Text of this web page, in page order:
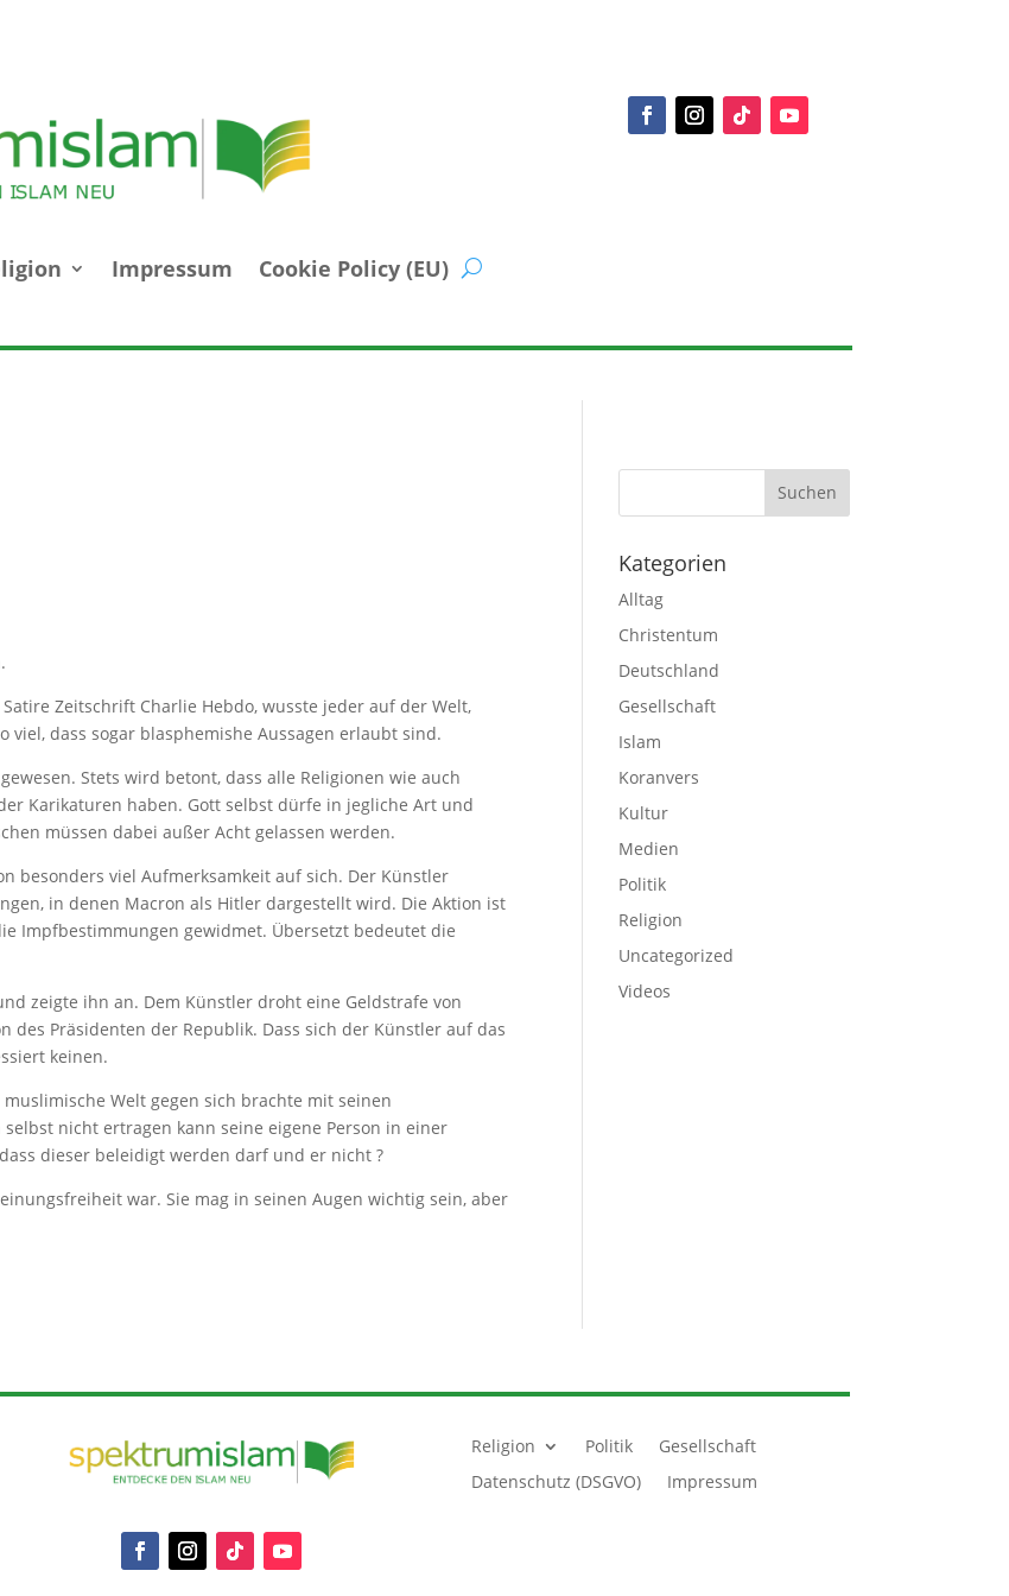
Impressum Cookie Policy (EU)
Zeitschrift Charlie Hebdo, wusste jeder auf der Welt,
viel, dass sogar blasphemishe Aussagen erlaubt sind.
Stets wird betont, dass alle Religionen wie auch
Karikaturen haben. Gott selbst dürfe in jegliche Art und
müssen dabei außer Acht gelassen werden.
besonders viel Aufmerksamkeit auf sich. Der Künstler
in denen Macron als Hitler dargestellt wird. Die Aktion ist
Impfbestimmungen gewidmet. Übersetzt bedeutet die
zeigte ihn an. Dem Künstler droht eine Geldstrafe von
des Präsidenten der Republik. Dass sich der Künstler auf das
keinen.
Welt gegen sich brachte mit seinen
nicht ertragen kann seine eigene Person in einer
dieser beleidigt werden darf und er nicht ?
war. Sie mag in seinen Augen wichtig sein, aber
Kategorien
Alltag
Christentum
Deutschland
Gesellschaft
Islam
Koranvers
Kultur
Medien
Politik
Religion
Uncategorized
Videos
Religion Politik
Gesellschaft
Datenschutz (DSGVO)
Impressum